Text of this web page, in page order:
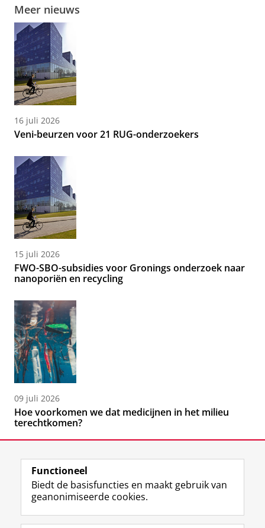
Meer nieuws
16 juli 2026
Veni-beurzen voor 21 RUG-onderzoekers
15 juli 2026
FWO-SBO-subsidies voor Gronings onderzoek naar
nanoporiën en recycling
09 juli 2026
Hoe voorkomen we dat medicijnen in het milieu
terechtkomen?
Volg de RUG
F
L
R I
Y
Functioneel
Biedt de basisfuncties en maakt gebruik van
geanonimiseerde cookies.